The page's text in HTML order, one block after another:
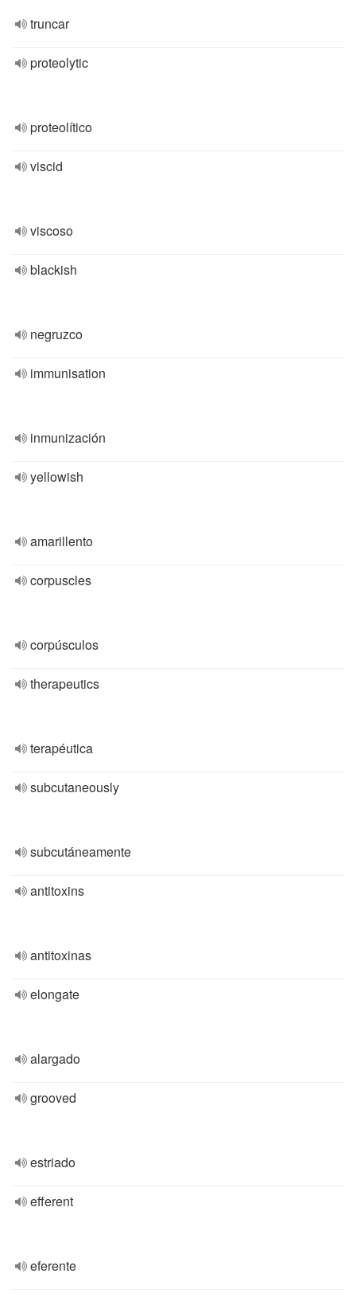
truncar
proteolytic
proteolítico
viscid
viscoso
blackish
negruzco
immunisation
inmunización
yellowish
amarillento
corpuscles
corpúsculos
therapeutics
terapéutica
subcutaneously
subcutáneamente
antitoxins
antitoxinas
elongate
alargado
grooved
estriado
efferent
eferente